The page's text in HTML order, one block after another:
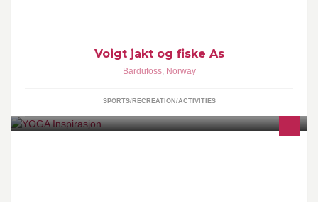
Voigt jakt og fiske As
Bardufoss, Norway
SPORTS/RECREATION/ACTIVITIES